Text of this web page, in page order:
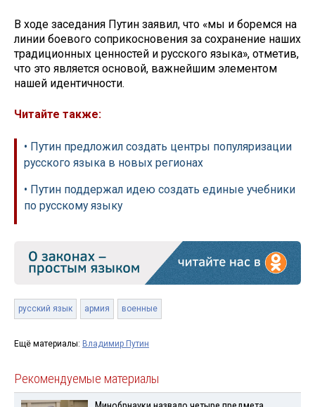
В ходе заседания Путин заявил, что «мы и боремся на
линии боевого соприкосновения за сохранение наших
традиционных ценностей и русского языка», отметив,
что это является основой, важнейшим элементом
нашей идентичности.
Читайте также:
• Путин предложил создать центры популяризации
русского языка в новых регионах
• Путин поддержал идею создать единые учебники
по русскому языку
русский язык армия военные
Ещё материалы: Владимир Путин
Рекомендуемые материалы